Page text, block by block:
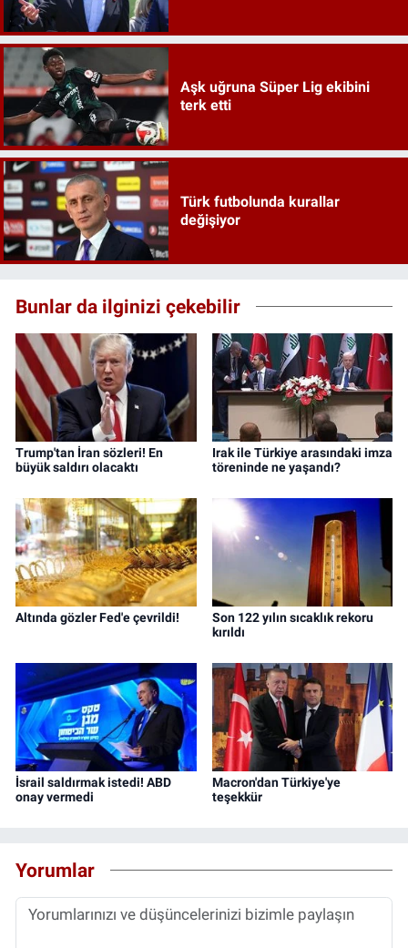
Aşk uğruna Süper Lig ekibini
terk etti
Türk futbolunda kurallar
değişiyor
Bunlar da ilginizi çekebilir
Trump'tan İran sözleri! En
büyük saldırı olacaktı
Irak ile Türkiye arasındaki imza
töreninde ne yaşandı?
Altında gözler Fed'e çevrildi!
Son 122 yılın sıcaklık rekoru
kırıldı
İsrail saldırmak istedi! ABD
onay vermedi
Macron'dan Türkiye'ye
teşekkür
Yorumlar